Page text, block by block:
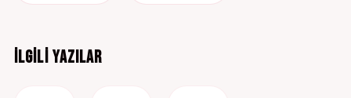
İLGILI YAZILAR